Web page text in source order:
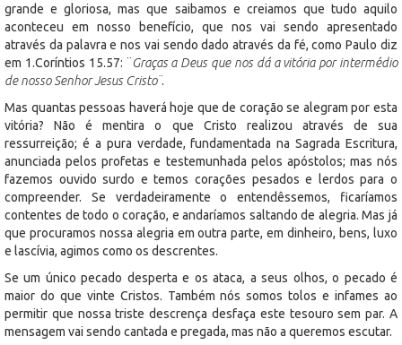
grande e gloriosa, mas que saibamos e creiamos que tudo aquilo
aconteceu em nosso benefício, que nos vai sendo apresentado
através da palavra e nos vai sendo dado através da fé, como Paulo diz
em 1.Coríntios 15.57: ¨Graças a Deus que nos dá a vitória por intermédio
de nosso Senhor Jesus Cristo¨.
Mas quantas pessoas haverá hoje que de coração se alegram por esta
vitória? Não é mentira o que Cristo realizou através de sua
ressurreição; é a pura verdade, fundamentada na Sagrada Escritura,
anunciada pelos profetas e testemunhada pelos apóstolos; mas nós
fazemos ouvido surdo e temos corações pesados e lerdos para o
compreender. Se verdadeiramente o entendêssemos, ficaríamos
contentes de todo o coração, e andaríamos saltando de alegria. Mas já
que procuramos nossa alegria em outra parte, em dinheiro, bens, luxo
e lascívia, agimos como os descrentes.
Se um único pecado desperta e os ataca, a seus olhos, o pecado é
maior do que vinte Cristos. Também nós somos tolos e infames ao
permitir que nossa triste descrença desfaça este tesouro sem par. A
mensagem vai sendo cantada e pregada, mas não a queremos escutar.